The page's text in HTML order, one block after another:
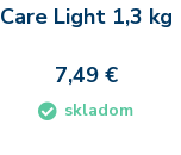
Care Light 1,3 kg
7,49 €
skladom